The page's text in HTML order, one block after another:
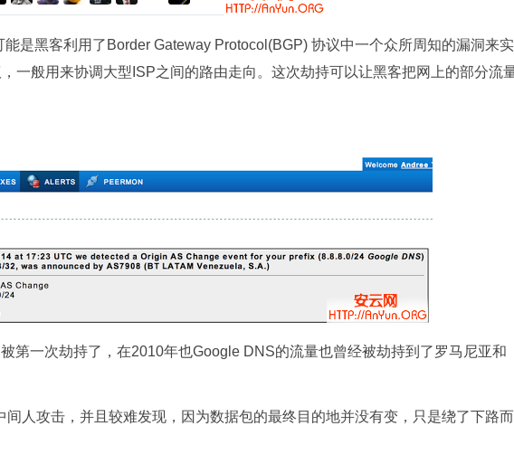
是黑客利用了Border Gateway Protocol(BGP) 协议中一个众所周知的漏洞来实
一般用来协调大型ISP之间的路由走向。这次劫持可以让黑客把网上的部分流
第一次劫持了，在2010年也Google DNS的流量也曾经被劫持到了罗马尼亚和
间人攻击，并且较难发现，因为数据包的最终目的地并没有变，只是绕了下路而